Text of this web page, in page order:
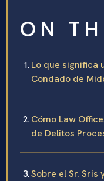
ON
Lo que significa
Condado de
Cómo Law
de Delitos
Sobre el Sr. Sris